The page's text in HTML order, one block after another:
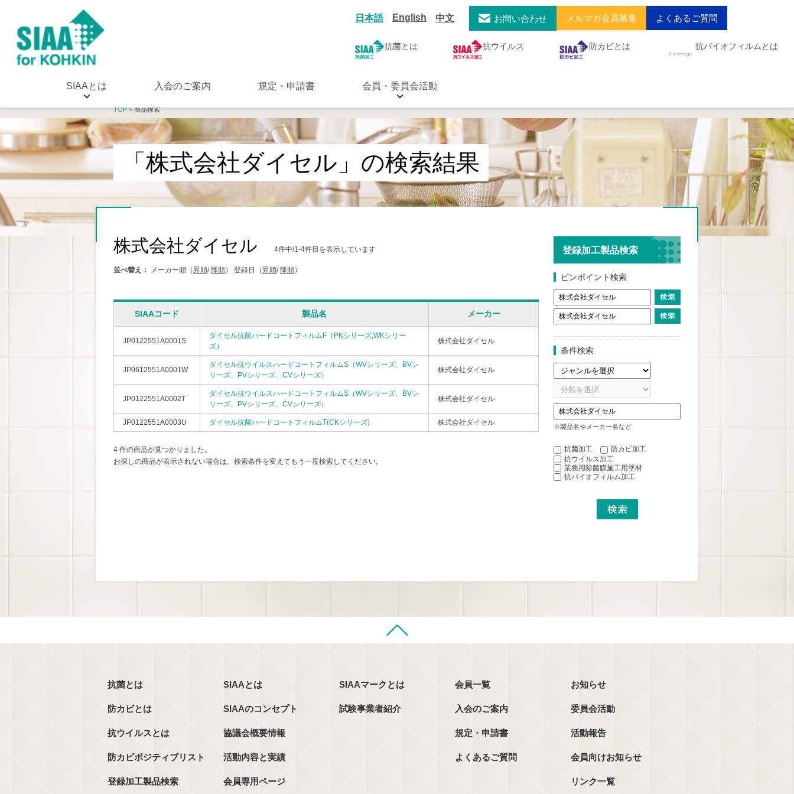
日本語 English 中文 お問い合わせ メルマガ会員募集 よくあるご質問
抗菌とは 抗ウイルス 防カビとは 抗バイオフィルムとは
SIAAとは 入会のご案内 規定・申請書 会員・委員会活動
TOP> 商品検索
「株式会社ダイセル」の検索結果
株式会社ダイセル 4件中/1-4件目を表示しています
並べ替え： メーカー順（昇順/ 降順） 登録日（昇順/ 降順）
SIAAコード 製品名 メーカー
JP0122551A0001S
ダイセル抗菌ハードコートフィルムF（PKシリーズ,WKシリー
ズ）
株式会社ダイセル
JP0612551A0001W
ダイセル抗ウイルスハードコートフィルムS（WVシリーズ、BVシ
リーズ、PVシリーズ、CVシリーズ）
株式会社ダイセル
JP0122551A0002T
ダイセル抗ウイルスハードコートフィルムS（WVシリーズ、BVシ
リーズ、PVシリーズ、CVシリーズ）
株式会社ダイセル
JP0122551A0003U ダイセル抗菌ハードコートフィルムT(CKシリーズ) 株式会社ダイセル
4 件の商品が見つかりました。
お探しの商品が表示されない場合は、検索条件を変えてもう一度検索してください。
登録加工製品検索
ピンポイント検索
条件検索
※製品名やメーカー名など
抗菌加工
防カビ加工
抗ウイルス加工
業務用除菌膜施工用塗材
抗バイオフィルム加工
抗菌とは
防カビとは
抗ウイルスとは
防カビポジティブリスト
登録加工製品検索
SIAAとは
SIAAのコンセプト
協議会概要情報
活動内容と実績
会員専用ページ
SIAAマークとは
試験事業者紹介
会員一覧
入会のご案内
規定・申請書
よくあるご質問
お知らせ
委員会活動
活動報告
会員向けお知らせ
リンク一覧